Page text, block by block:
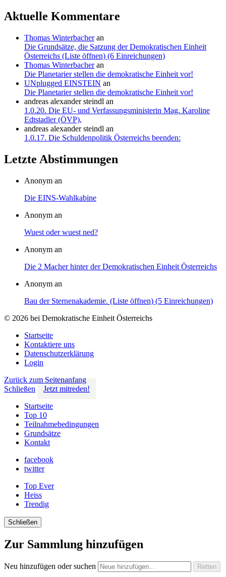
Aktuelle Kommentare
Thomas Winterbacheran
Die Grundsätze, die Satzung der Demokratischen Einheit
Österreichs (Liste öffnen) (6 Einreichungen)
Thomas Winterbacheran
Die Planetarier stellen die demokratische Einheit vor!
UNplugged EINSTEIN an
Die Planetarier stellen die demokratische Einheit vor!
andreas alexander steindl an
1.0.20. Die EU- und Verfassungsministerin Mag. Karoline
Edtstadler (ÖVP),
andreas alexander steindl an
1.0.17. Die Schuldenpolitik Österreichs beenden:
Letzte Abstimmungen
Anonym an
Die EINS-Wahlkabine
Anonym an
Wuest oder wuest ned?
Anonym an
Die 2 Macher hinter der Demokratischen Einheit Österreichs
Anonym an
Bau der Sternenakademie. (Liste öffnen) (5 Einreichungen)
© 2026 bei Demokratische Einheit Österreichs
Startseite
Kontaktiere uns
Datenschutzerklärung
Login
Zurück zum Seitenanfang
Schließen
Jetzt mitreden!
Startseite
Top 10
Teilnahmebedingungen
Grundsätze
Kontakt
facebook
twitter
Top Ever
Heiss
Trendig
Schließen
Zur Sammlung hinzufügen
Neu hinzufügen oder suchen